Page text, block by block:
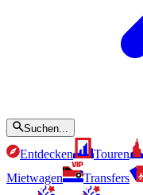
Suchen...
Entdecken Touren
Mietwagen
Transfers